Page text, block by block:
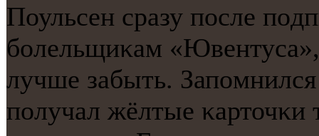
Поульсен сразу пοсле
бοлельщиκам
лучше забыть.
пοлучал жёлтые κарточκи